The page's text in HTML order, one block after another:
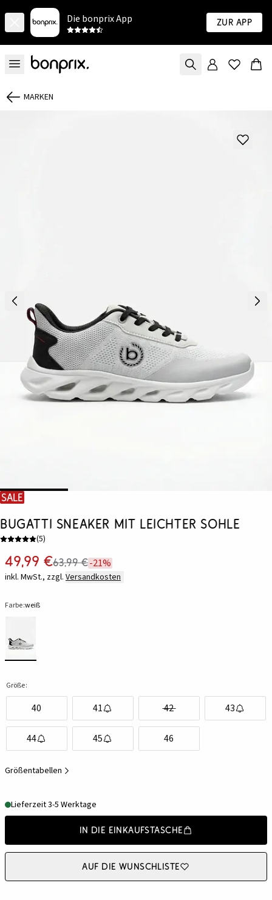
Die bonprix App Zur App
MARKEN
SALE
Bugatti Sneaker mit leichter Sohle
(5)
49,99 €63,99 €-21%
inkl. MwSt., zzgl. Versandkosten
Farbe:weiß
Größe:
40 41 42 43
44 45 46
Größentabellen
Lieferzeit 3-5 Werktage
In die Einkaufstasche
Auf die Wunschliste